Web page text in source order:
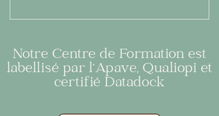
Notre Centre de Formation est
labellisé par l’Apave, Qualiopi et
certifié Datadock